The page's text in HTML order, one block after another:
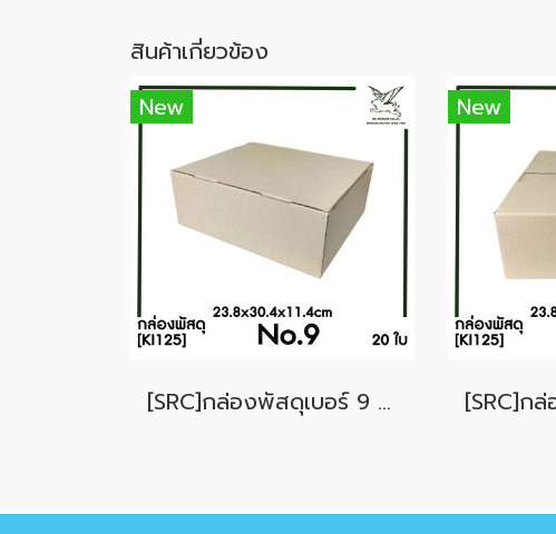
สินค้าเกี่ยวข้อง
New
[SRC]กล่องพัสดุเบอร์ 9 ขนาด 23.8x30.4x11.4cm (20 ใบ) ไม่พิมพ์
New